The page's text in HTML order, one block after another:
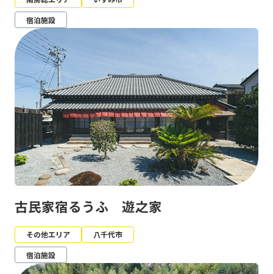
宿泊施設
古民家宿るうふ 遊之家
その他エリア
八千代市
宿泊施設